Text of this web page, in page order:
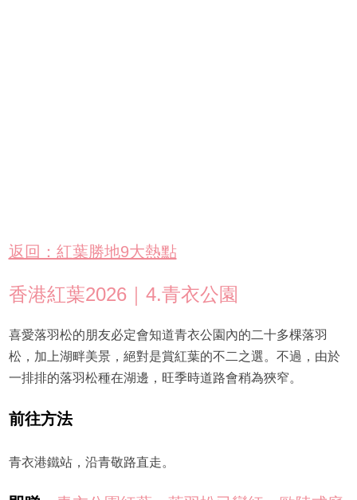
返回：紅葉勝地9大熱點
香港紅葉2026｜4.青衣公園
喜愛落羽松的朋友必定會知道青衣公園內的二十多棵落羽
松，加上湖畔美景，絕對是賞紅葉的不二之選。不過，由於
一排排的落羽松種在湖邊，旺季時道路會稍為狹窄。
前往方法
青衣港鐵站，沿青敬路直走。